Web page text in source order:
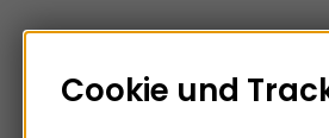
Cookie und